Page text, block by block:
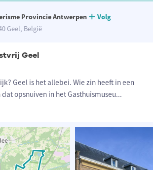
Provincie Antwerpen
Volg
Geel, België
Geel
Geel is het allebei. Wie zin heeft in een
opsnuiven in het Gasthuismuseu...